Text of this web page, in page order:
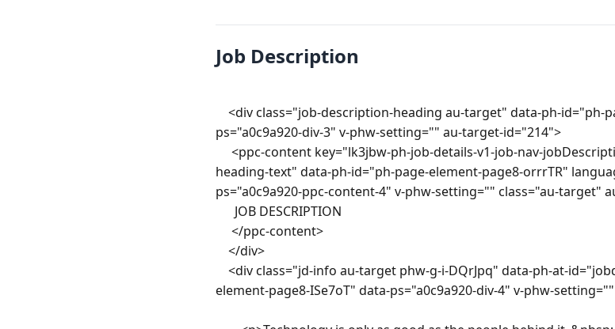
Job Description
ps="a0c9a920-div-3" v-phw-setting="" au-target-id="214">
heading-text" data-ph-id="ph-page-element-page8-orrrTR"
ps="a0c9a920-ppc-content-4" v-phw-setting="" class="au-target"
element-page8-ISe7oT" data-ps="a0c9a920-div-4" v-phw-